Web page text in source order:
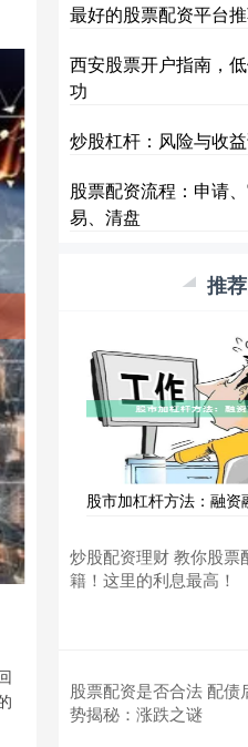
最好的股票配资平台推
西安股票开户指南，
功
炒股杠杆：风险与收
股票配资流程：申请
易、清盘
推
股市加杠杆方法：融
炒股配资理财 教你股票
籍！这里的利息最高！
股票配资是否合法 配债
势揭秘：涨跌之谜